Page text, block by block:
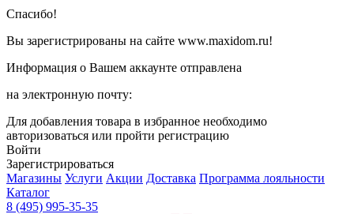
Спасибо!
Вы зарегистрированы на сайте www.maxidom.ru!
Информация о Вашем аккаунте отправлена
на электронную почту:
Для добавления товара в избранное необходимо
авторизоваться или пройти регистрацию
Войти
Зарегистрироваться
Магазины Услуги Акции Доставка Программа лояльности
Каталог
8 (495) 995-35-35